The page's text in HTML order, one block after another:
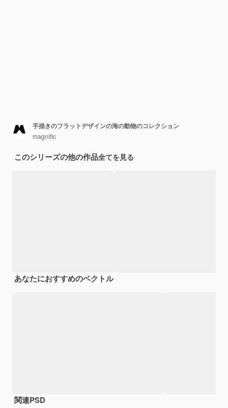
手描きのフラットデザインの海の動物のコレクション
magnific
このシリーズの他の作品全てを見る
あなたにおすすめのベクトル
関連PSD